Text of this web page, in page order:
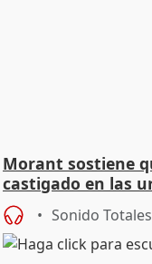
Morant sostiene
castigado en las
cambio"
Sonido Totales